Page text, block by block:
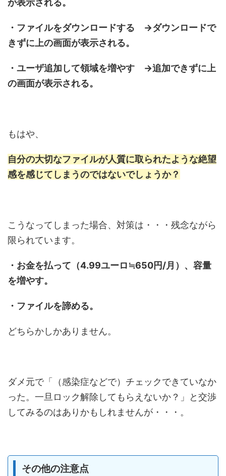
・ファイルをダウンロードする →ダウンロードで
きずに上の画面が表示される。
・ユーザ追加して領域を増やす →追加できずに上
の画面が表示される。
もはや、
自分の大切なファイルが人質に取られたような絶望
感を感じてしまうのではないでしょうか？
こうなってしまった場合、対策は・・・残念ながら
限られています。
・お金を払って（4.99ユーロ≒650円/月）、容量
を増やす。
・ファイルを諦める。
どちらかしかありません。
ダメ元で「（感染症などで）チェックできていなか
った。一旦ロック解除してもらえないか？」と交渉
してみるのはありかもしれませんが・・・。
その他の注意点